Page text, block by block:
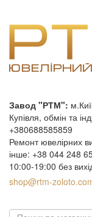
Завод "РТМ":
Купівля, обмін та
+380688585859
Ремонт ювелірних
інше: +38 044 248
10:00-19:00 без
shop@rtm-